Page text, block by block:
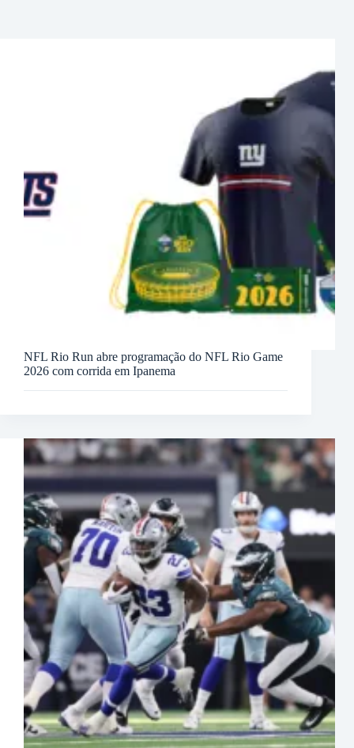
NFL Rio Run abre programação do NFL Rio Game
2026 com corrida em Ipanema